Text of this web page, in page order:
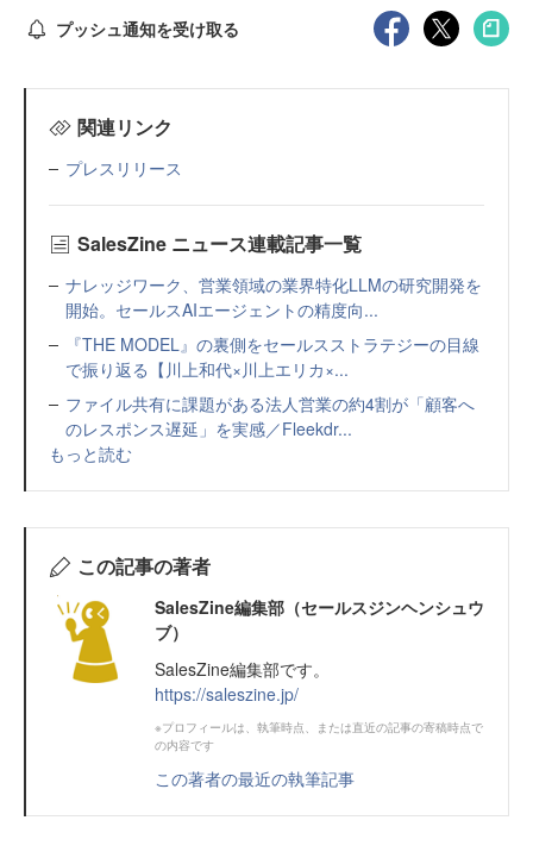
プッシュ通知を受け取る
関連リンク
プレスリリース
SalesZine ニュース連載記事一覧
ナレッジワーク、営業領域の業界特化LLMの研究開発を
開始。セールスAIエージェントの精度向...
『THE MODEL』の裏側をセールスストラテジーの目線
で振り返る【川上和代×川上エリカ×...
ファイル共有に課題がある法人営業の約4割が「顧客へ
のレスポンス遅延」を実感／Fleekdr...
もっと読む
この記事の著者
SalesZine編集部（セールスジンヘンシュウ
ブ）
SalesZine編集部です。
https://saleszine.jp/
※プロフィールは、執筆時点、または直近の記事の寄稿時点で
の内容です
この著者の最近の執筆記事